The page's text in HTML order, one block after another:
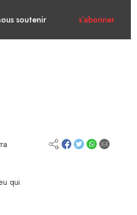
soutenir s’abonner
qui